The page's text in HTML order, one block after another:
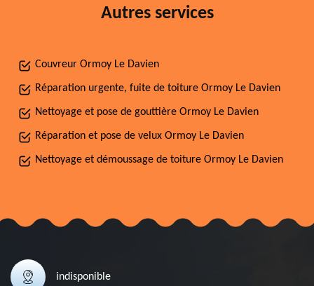
Autres services
Couvreur Ormoy Le Davien
Réparation urgente, fuite de toiture Ormoy Le Davien
Nettoyage et pose de gouttière Ormoy Le Davien
Réparation et pose de velux Ormoy Le Davien
Nettoyage et démoussage de toiture Ormoy Le Davien
indisponible